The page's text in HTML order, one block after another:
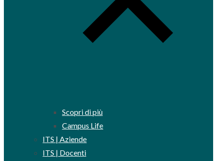
Scopri di più
Campus Life
ITS | Aziende
ITS | Docenti